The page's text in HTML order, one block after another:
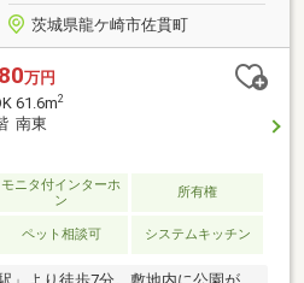
茨城県龍ケ崎市佐貫町
万円
61.6m2
南東
モニタ付インターホ
ン
所有権
ペット相談可 システムキッチン